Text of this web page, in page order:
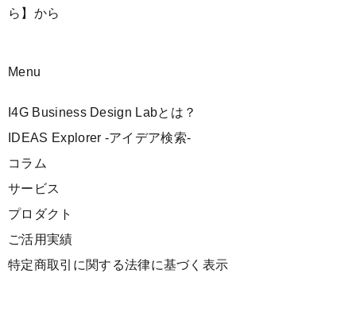
ら】 から
Menu
I4G Business Design Labとは？
IDEAS Explorer -アイデア検索-
コラム
サービス
プロダクト
ご活用実績
特定商取引に関する法律に基づく表示